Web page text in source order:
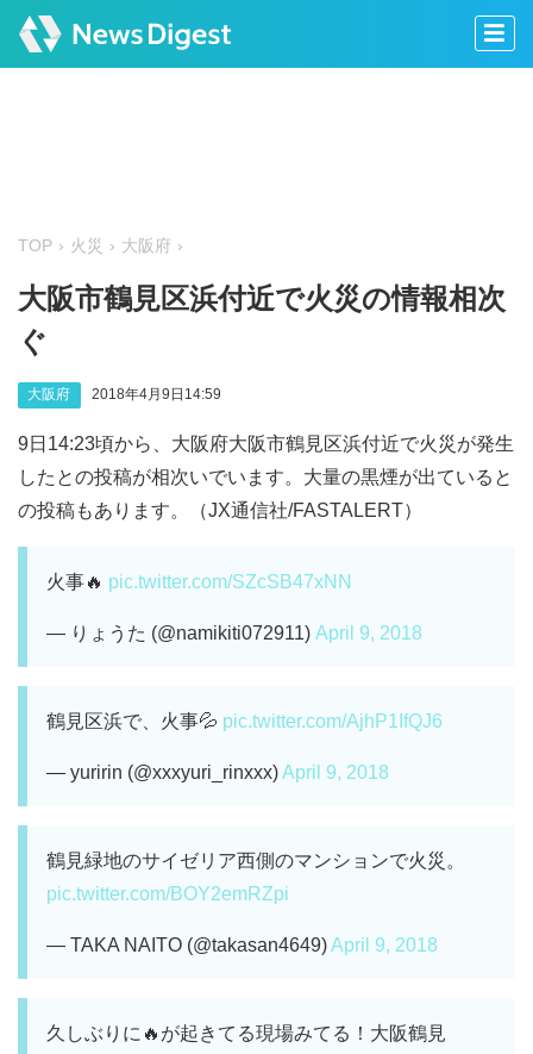
TOP 火災 大阪府
大阪市鶴見区浜付近で火災の情報相次
ぐ
大阪府 2018年4月9日14:59
9日14:23頃から、大阪府大阪市鶴見区浜付近で火災が発生
したとの投稿が相次いでいます。大量の黒煙が出ていると
の投稿もあります。（JX通信社/FASTALERT）
火事🔥 pic.twitter.com/SZcSB47xNN
— りょうた (@namikiti072911) April 9, 2018
鶴見区浜で、火事💦 pic.twitter.com/AjhP1IfQJ6
— yuririn (@xxxyuri_rinxxx)April 9, 2018
鶴見緑地のサイゼリア西側のマンションで火災。
pic.twitter.com/BOY2emRZpi
— TAKA NAITO (@takasan4649)April 9, 2018
久しぶりに🔥が起きてる現場みてる！大阪鶴見